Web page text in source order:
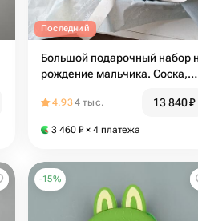
Последний
Большой подарочный набор
рождение мальчика. Соска,
погремушка, мед и платочек
4.934 тыс. 13 840₽
3 460 ₽ × 4 платежа
-15%